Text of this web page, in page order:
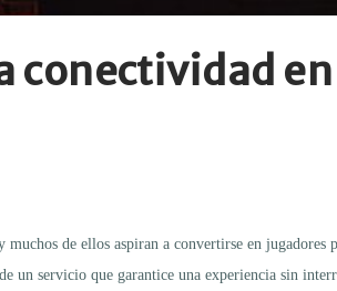
conectividad en
muchos de ellos aspiran a convertirse en
un servicio que garantice una experiencia sin